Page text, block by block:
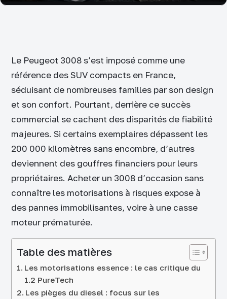
Le Peugeot 3008 s’est imposé comme une
référence des SUV compacts en France,
séduisant de nombreuses familles par son design
et son confort. Pourtant, derrière ce succès
commercial se cachent des disparités de fiabilité
majeures. Si certains exemplaires dépassent les
200 000 kilomètres sans encombre, d’autres
deviennent des gouffres financiers pour leurs
propriétaires. Acheter un 3008 d’occasion sans
connaître les motorisations à risques expose à
des pannes immobilisantes, voire à une casse
moteur prématurée.
Table des matières
Les motorisations essence : le cas critique du
1.2 PureTech
Les pièges du diesel : focus sur les